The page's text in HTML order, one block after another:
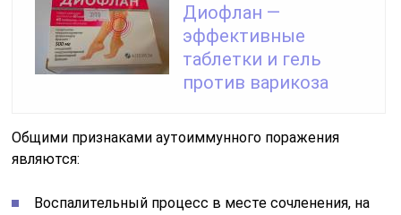
Диофлан —
эффективные
таблетки и гель
против варикоза
Общими признаками аутоиммунного поражения
являются:
Воспалительный процесс в месте сочленения, на